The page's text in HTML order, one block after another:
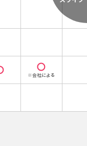
※会社による